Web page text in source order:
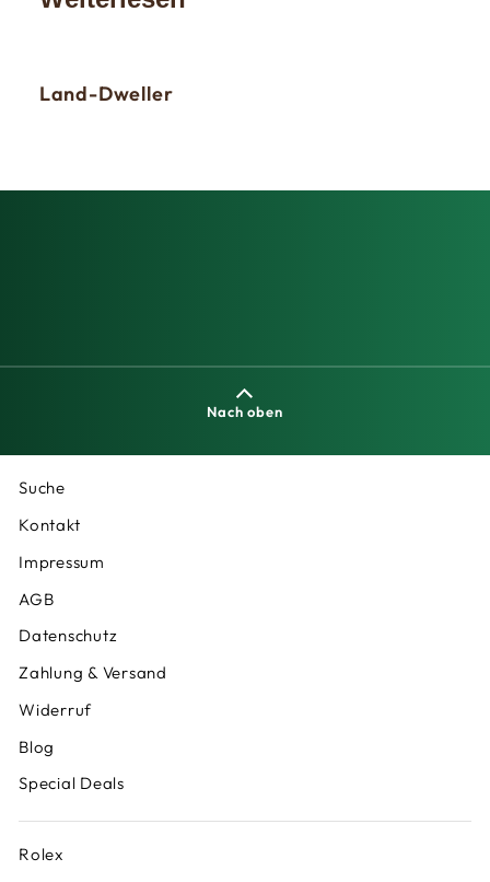
Land-Dweller
Nach oben
Suche
Kontakt
Impressum
AGB
Datenschutz
Zahlung & Versand
Widerruf
Blog
Special Deals
Rolex